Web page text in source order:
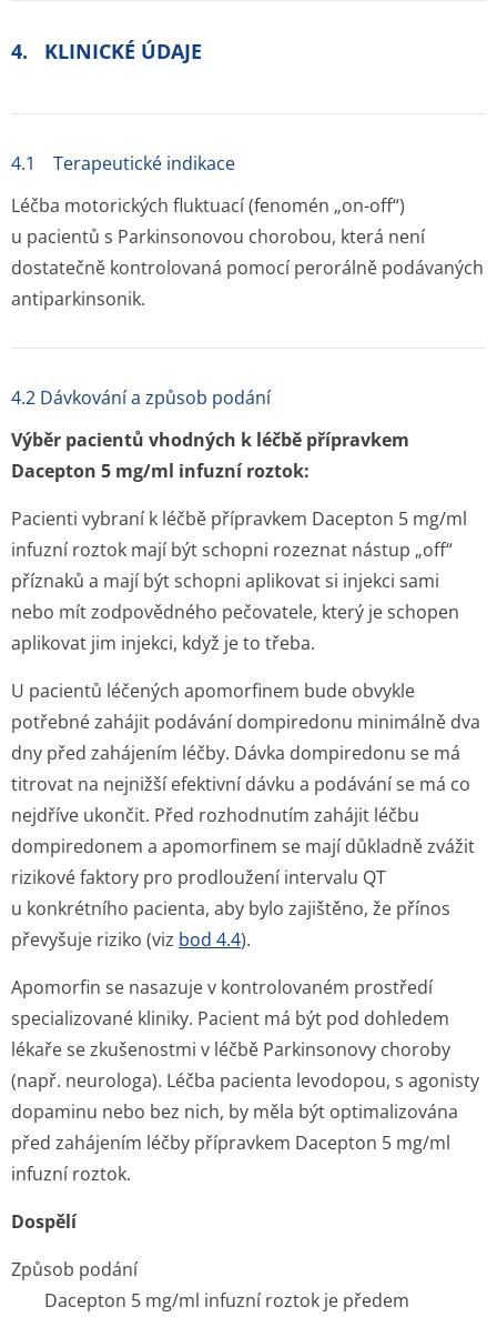
4. KLINICKÉ ÚDAJE
4.1 Terapeutické indikace
Léčba motorických fluktuací (fenomén „on-off“)
u pacientů s Parkinsonovou chorobou, která není
dostatečně kontrolovaná pomocí perorálně podávaných
antiparkinsonik.
4.2 Dávkování a způsob podání
Výběr pacientů vhodných k léčbě přípravkem
Dacepton 5 mg/ml infuzní roztok:
Pacienti vybraní k léčbě přípravkem Dacepton 5 mg/ml
infuzní roztok mají být schopni rozeznat nástup „off“
příznaků a mají být schopni aplikovat si injekci sami
nebo mít zodpovědného pečovatele, který je schopen
aplikovat jim injekci, když je to třeba.
U pacientů léčených apomorfinem bude obvykle
potřebné zahájit podávání dompiredonu minimálně dva
dny před zahájením léčby. Dávka dompiredonu se má
titrovat na nejnižší efektivní dávku a podávání se má co
nejdříve ukončit. Před rozhodnutím zahájit léčbu
dompiredonem a apomorfinem se mají důkladně zvážit
rizikové faktory pro prodloužení intervalu QT
u konkrétního pacienta, aby bylo zajištěno, že přínos
převyšuje riziko (viz bod 4.4).
Apomorfin se nasazuje v kontrolovaném prostředí
specializované kliniky. Pacient má být pod dohledem
lékaře se zkušenostmi v léčbě Parkinsonovy choroby
(např. neurologa). Léčba pacienta levodopou, s agonisty
dopaminu nebo bez nich, by měla být optimalizována
před zahájením léčby přípravkem Dacepton 5 mg/ml
infuzní roztok.
Dospělí
Způsob podání
Dacepton 5 mg/ml infuzní roztok je předem